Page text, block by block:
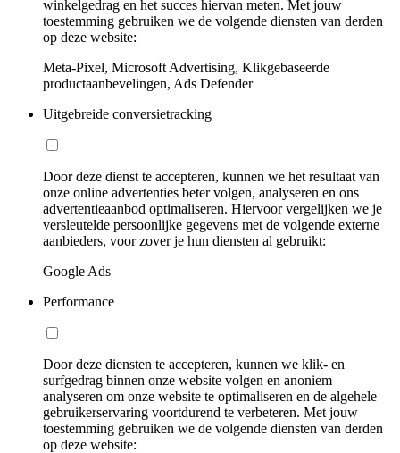
winkelgedrag en het succes hiervan meten. Met jouw
toestemming gebruiken we de volgende diensten van derden
op deze website:
Meta-Pixel, Microsoft Advertising, Klikgebaseerde
productaanbevelingen, Ads Defender
Uitgebreide conversietracking
Door deze dienst te accepteren, kunnen we het resultaat van
onze online advertenties beter volgen, analyseren en ons
advertentieaanbod optimaliseren. Hiervoor vergelijken we je
versleutelde persoonlijke gegevens met de volgende externe
aanbieders, voor zover je hun diensten al gebruikt:
Google Ads
Performance
Door deze diensten te accepteren, kunnen we klik- en
surfgedrag binnen onze website volgen en anoniem
analyseren om onze website te optimaliseren en de algehele
gebruikerservaring voortdurend te verbeteren. Met jouw
toestemming gebruiken we de volgende diensten van derden
op deze website: